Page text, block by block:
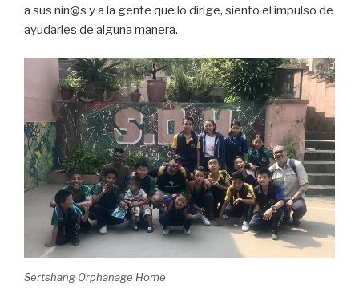
a sus niñ@s y a la gente que lo dirige, siento el impulso de
ayudarles de alguna manera.
Sertshang Orphanage Home